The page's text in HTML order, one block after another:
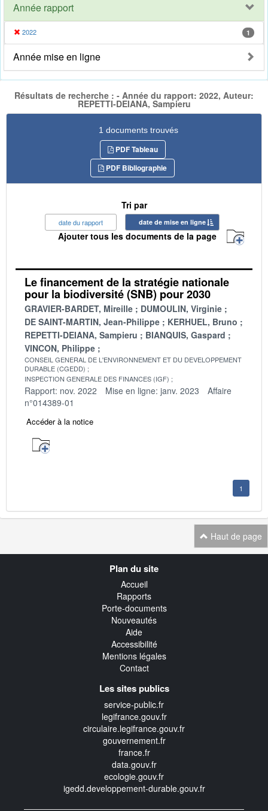
Année rapport
2022 1
Année mise en ligne
Résultats de recherche : - Année du rapport: 2022, Auteur:
REPETTI-DEIANA, Sampieru
1 documents trouvés
PDF Tableau
PDF Bibliographie
Tri par
date du rapport date de mise en ligne
Ajouter tous les documents de la page
Le financement de la stratégie nationale
pour la biodiversité (SNB) pour 2030
GRAVIER-BARDET, Mireille
DUMOULIN, Virginie
DE SAINT-MARTIN, Jean-Philippe
KERHUEL, Bruno
REPETTI-DEIANA, Sampieru
BIANQUIS, Gaspard
VINCON, Philippe
CONSEIL GENERAL DE L'ENVIRONNEMENT ET DU DEVELOPPEMENT
DURABLE (CGEDD)
INSPECTION GENERALE DES FINANCES (IGF)
Rapport: nov. 2022 Mise en ligne: janv. 2023
Affaire
n°014389-01
Accéder à la notice
1
Haut de page
Plan du site
Accueil
Rapports
Porte-documents
Nouveautés
Aide
Accessibilité
Mentions légales
Contact
Les sites publics
service-public.fr
legifrance.gouv.fr
circulaire.legifrance.gouv.fr
gouvernement.fr
france.fr
data.gouv.fr
ecologie.gouv.fr
igedd.developpement-durable.gouv.fr